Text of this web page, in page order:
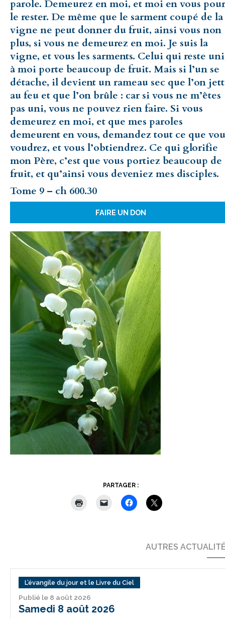
parole. Demeurez en moi, et moi en vous pour
le rester. De même que le sarment coupé de la
vigne ne peut donner du fruit, ainsi vous non
plus, si vous ne demeurez en moi. Je suis la
vigne, et vous les sarments. Celui qui reste uni
à moi porte beaucoup de fruit. Mais si l’un se
détache, il devient un rameau sec que l’on
au feu et que l’on brûle : car si vous ne m’êtes
pas uni, vous ne pouvez rien faire. Si vous
demeurez en moi, et que mes paroles
demeurent en vous, demandez tout ce que
voudrez, et vous l’obtiendrez. Ce qui glorifie
mon Père, c’est que vous portiez beaucoup de
fruit, et qu’ainsi vous deveniez mes disciples.
Tome 9 – ch 600.30
FAIRE UN DON
PARTAGER :
AUTRES
L’évangile du jour et le Livre du Ciel
Publié le 8 août 2026
Samedi 8 août 2026